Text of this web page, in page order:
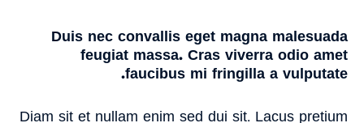
Duis nec convallis eget magna malesuada
feugiat massa. Cras viverra odio amet
faucibus mi fringilla a vulputate.
Diam sit et nullam enim sed dui sit. Lacus pretium